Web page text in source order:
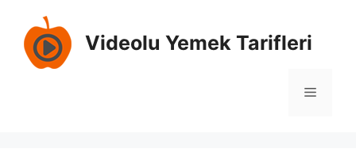
Videolu Yemek Tarifleri
Menü